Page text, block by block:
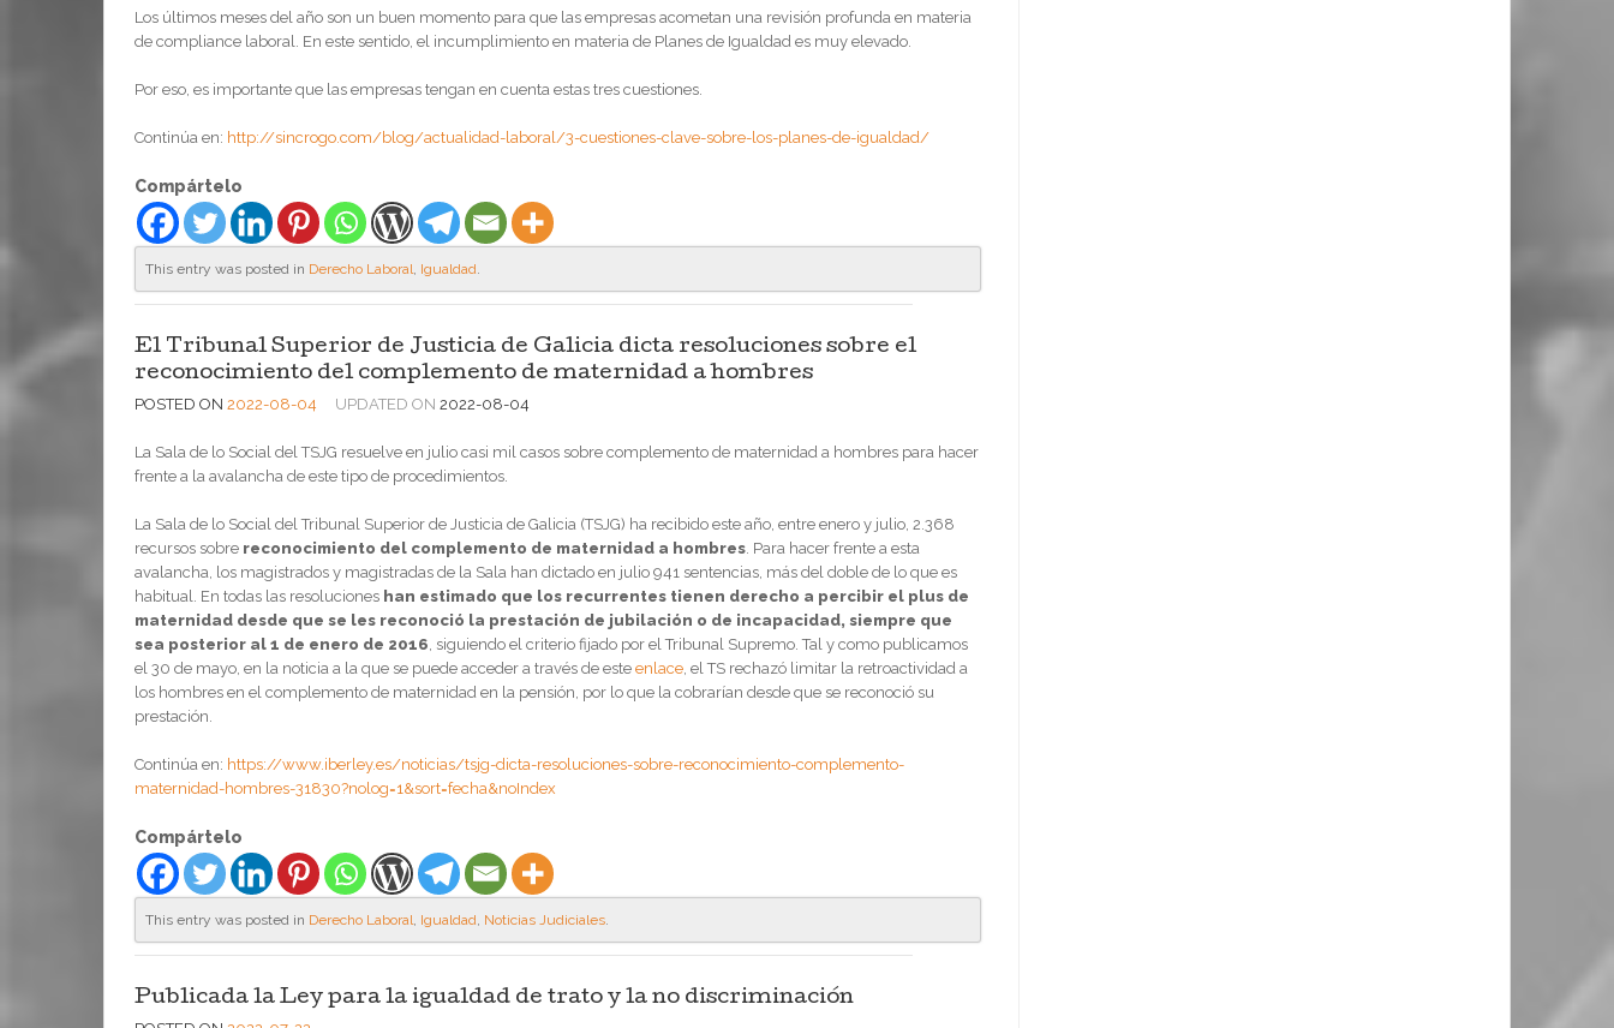
Los últimos meses del año son un buen momento para que las empresas acometan una revisión profunda en materia
de compliance laboral. En este sentido, el incumplimiento en materia de Planes de Igualdad es muy elevado.
Por eso, es importante que las empresas tengan en cuenta estas tres cuestiones.
Continúa en: http://sincrogo.com/blog/actualidad-laboral/3-cuestiones-clave-sobre-los-planes-de-igualdad/
Compártelo
This entry was posted in Derecho Laboral, Igualdad.
El Tribunal Superior de Justicia de Galicia dicta resoluciones sobre el
reconocimiento del complemento de maternidad a hombres
POSTED ON 2022-08-04 UPDATED ON 2022-08-04
La Sala de lo Social del TSJG resuelve en julio casi mil casos sobre complemento de maternidad a hombres para hacer
frente a la avalancha de este tipo de procedimientos.
La Sala de lo Social del Tribunal Superior de Justicia de Galicia (TSJG) ha recibido este año, entre enero y julio, 2.368
recursos sobre reconocimiento del complemento de maternidad a hombres. Para hacer frente a esta
avalancha, los magistrados y magistradas de la Sala han dictado en julio 941 sentencias, más del doble de lo que es
habitual. En todas las resoluciones han estimado que los recurrentes tienen derecho a percibir el plus de
maternidad desde que se les reconoció la prestación de jubilación o de incapacidad, siempre que
sea posterior al 1 de enero de 2016, siguiendo el criterio fijado por el Tribunal Supremo. Tal y como publicamos
el 30 de mayo, en la noticia a la que se puede acceder a través de este enlace, el TS rechazó limitar la retroactividad a
los hombres en el complemento de maternidad en la pensión, por lo que la cobrarían desde que se reconoció su
prestación.
Continúa en: https://www.iberley.es/noticias/tsjg-dicta-resoluciones-sobre-reconocimiento-complemento-
maternidad-hombres-31830?nolog=1&sort=fecha&noIndex
Compártelo
This entry was posted in Derecho Laboral, Igualdad, Noticias Judiciales.
Publicada la Ley para la igualdad de trato y la no discriminación